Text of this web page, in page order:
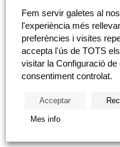
Castelló en ruta:
Vilamalur”
1 d'octubre de 2017 Ruta fácil.
Dificultat baixa (5,5
Fem servir galetes al
l'experiència més
preferències i visites
accepta l'ús de TOTS
visitar la Configuració
consentiment controlat.
Acceptar
Mes info